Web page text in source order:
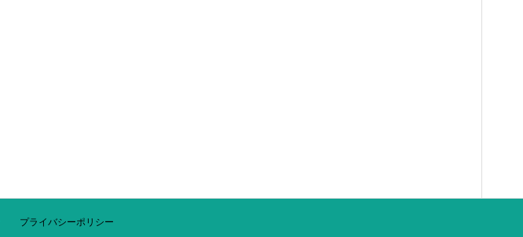
プライバシーポリシー